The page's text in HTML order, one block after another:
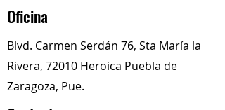
Oficina
Blvd. Carmen Serdán 76, Sta María la
Rivera, 72010 Heroica Puebla de
Zaragoza, Pue.